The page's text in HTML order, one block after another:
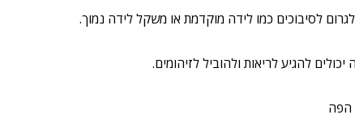
לגרום לסיבוכים כמו לידה מוקדמת או משקל לידה נמוך.
להגיע לריאות ולהוביל לזיהומים.
הפה